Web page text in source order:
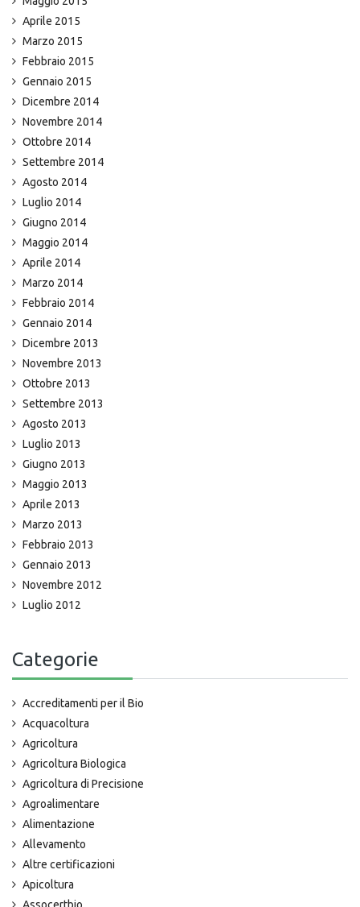
Aprile 2015
Marzo 2015
Febbraio 2015
Gennaio 2015
Dicembre 2014
Novembre 2014
Ottobre 2014
Settembre 2014
Agosto 2014
Luglio 2014
Giugno 2014
Maggio 2014
Aprile 2014
Marzo 2014
Febbraio 2014
Gennaio 2014
Dicembre 2013
Novembre 2013
Ottobre 2013
Settembre 2013
Agosto 2013
Luglio 2013
Giugno 2013
Maggio 2013
Aprile 2013
Marzo 2013
Febbraio 2013
Gennaio 2013
Novembre 2012
Luglio 2012
Categorie
Accreditamenti per il Bio
Acquacoltura
Agricoltura
Agricoltura Biologica
Agricoltura di Precisione
Agroalimentare
Alimentazione
Allevamento
Altre certificazioni
Apicoltura